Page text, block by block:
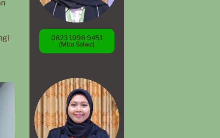
0823 1098 9451
(Mba Salwa)